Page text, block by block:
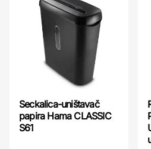
Seckalica-uništavač
papira Hama CLASSIC
S61